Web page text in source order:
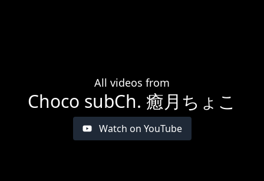
All videos from
Choco subCh. 癒月ちょこ
Watch on YouTube